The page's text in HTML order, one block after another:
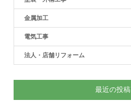
金属加工
電気工事
法人・店舗リフォーム
最近の投稿